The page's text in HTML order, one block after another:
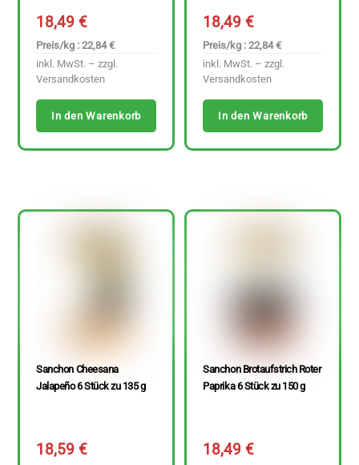
18,49€
Preis/kg : 22,84 €
inkl. MwSt. – zzgl.
Versandkosten
In den Warenkorb
18,49€
Preis/kg : 22,84 €
inkl. MwSt. – zzgl.
Versandkosten
In den Warenkorb
Sanchon Cheesana
Jalapeño 6 Stück zu 135 g
18,59€
Sanchon Brotaufstrich Roter
Paprika 6 Stück zu 150 g
18,49€